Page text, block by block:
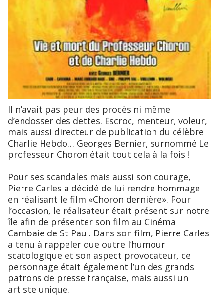
Il n’avait pas peur des procès ni même
d’endosser des dettes. Escroc, menteur, voleur,
mais aussi directeur de publication du célèbre
Charlie Hebdo… Georges Bernier, surnommé Le
professeur Choron était tout cela à la fois !
Pour ses scandales mais aussi son courage,
Pierre Carles a décidé de lui rendre hommage
en réalisant le film «Choron dernière». Pour
l’occasion, le réalisateur était présent sur notre
île afin de présenter son film au Cinéma
Cambaie de St Paul. Dans son film, Pierre Carles
a tenu à rappeler que outre l’humour
scatologique et son aspect provocateur, ce
personnage était également l’un des grands
patrons de presse française, mais aussi un
artiste unique.